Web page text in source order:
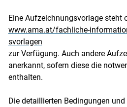
Eine Aufzeichnungsvorlage steht
www.ama.at/fachliche-
svorlagen
zur Verfügung. Auch andere
anerkannt, sofern diese die
enthalten.
Die detaillierten Bedingungen